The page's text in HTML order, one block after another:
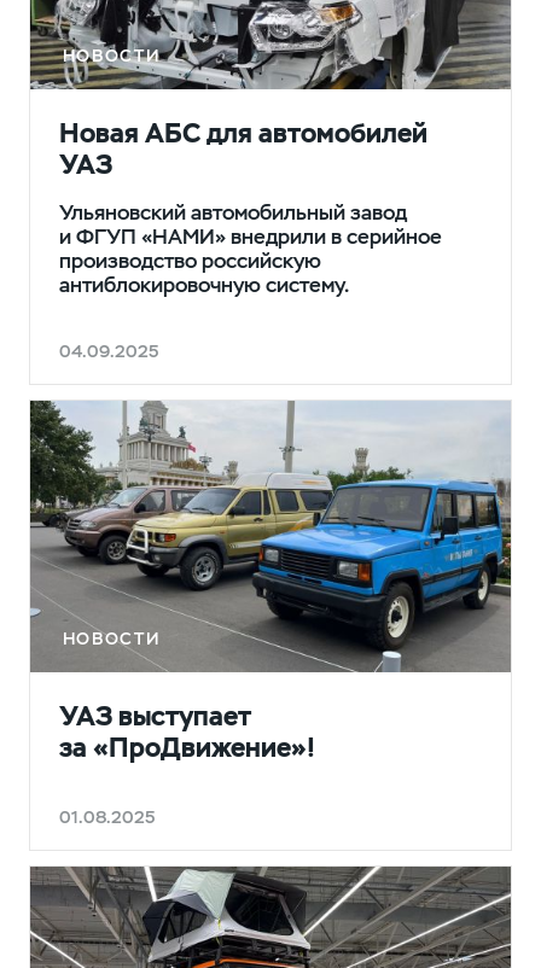
НОВОСТИ
Новая АБС для автомобилей
УАЗ
Ульяновский автомобильный завод
и ФГУП «НАМИ» внедрили в серийное
производство российскую
антиблокировочную систему.
04.09.2025
НОВОСТИ
УАЗ выступает
за «ПроДвижение»!
01.08.2025